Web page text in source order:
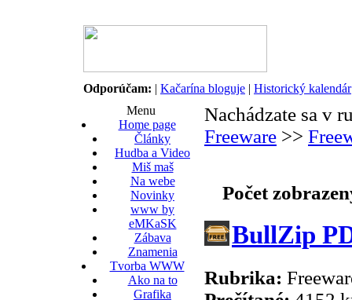
Odporúčam: | Kačarína bloguje | Historický kalendár
Menu
Home page
Články
Hudba a Video
Miš maš
Na webe
Novinky
www by
eMKaSK
Zábava
Znamenia
Tvorba WWW
Ako na to
Grafika
Nachádzate sa v
Freeware >>
Počet
BullZip
Rubrika: